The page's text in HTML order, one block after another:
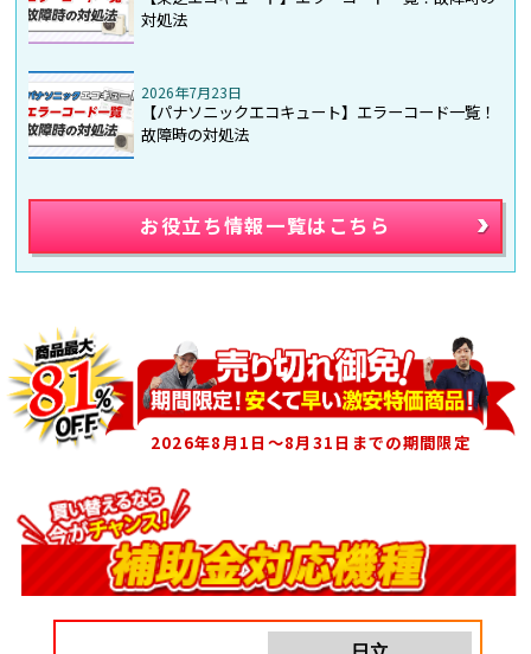
対処法
2026年7月23日
【パナソニックエコキュート】エラーコード一覧！
故障時の対処法
お役立ち情報一覧はこちら
2026年8月1日～8月31日までの期間限定